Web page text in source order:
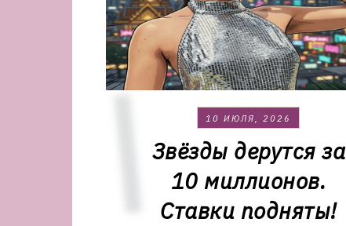
10 ИЮЛЯ, 2026
Звёзды дерутся за
10 миллионов.
Ставки подняты!